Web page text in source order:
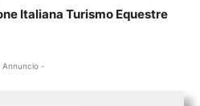
Italiana Turismo Equestre
Annuncio -